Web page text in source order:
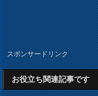
スポンサードリンク
お役立ち関連記事です